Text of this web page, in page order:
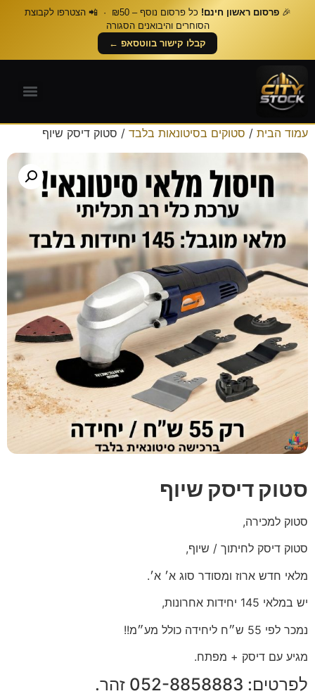
🎉פרסום ראשון חינם!
כל פרסום נוסף – ₪50 · 📲 הצטרפו לקבוצת
הסוחרים והיבואנים הסגורה
קבלו קישור בווטסאפ ←
עמוד הבית / סטוקים בסיטונאות בלבד / סטוק דיסק שיוף
סטוק דיסק שיוף
סטוק למכירה,
סטוק דיסק לחיתוך / שיוף,
מלאי חדש ארוז ומסודר סוג א׳ א׳.
יש במלאי 145 יחידות אחרונות,
נמכר לפי 55 ש״ח ליחידה כולל מע״מ!!
מגיע עם דיסק + מפתח.
לפרטים: ‭052-8858883‬ זהר.